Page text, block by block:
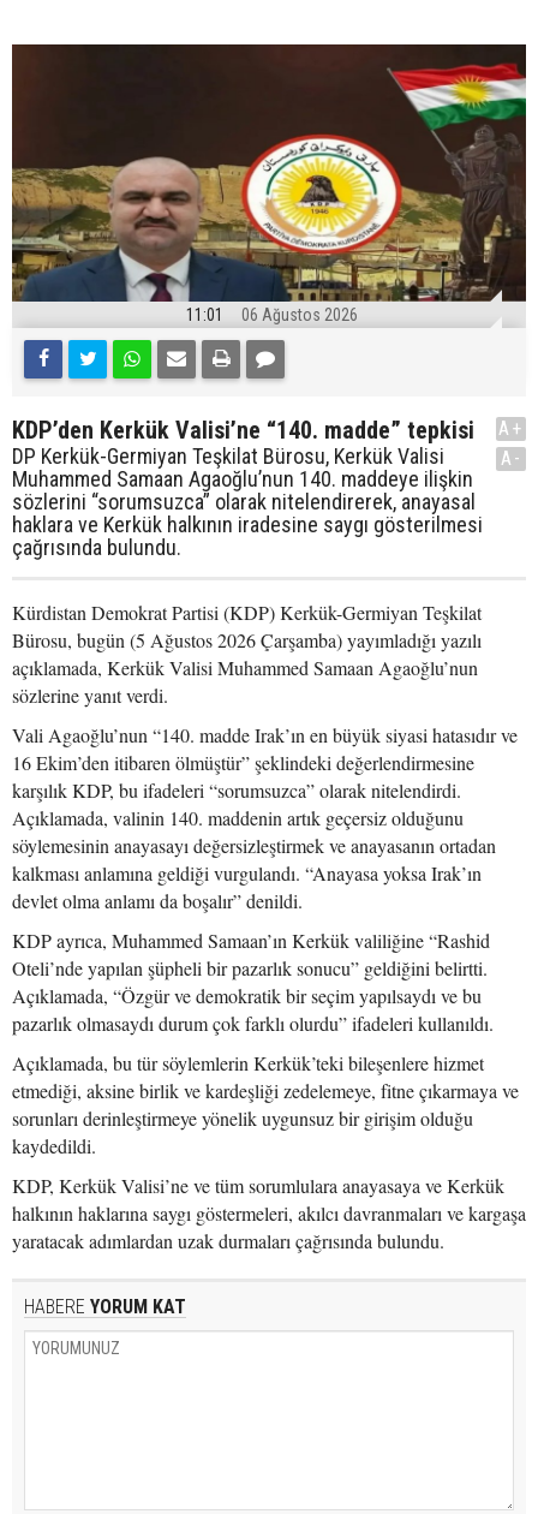
11:01 06 Ağustos 2026
KDP’den Kerkük Valisi’ne “140. madde” tepkisi
DP Kerkük-Germiyan Teşkilat Bürosu, Kerkük Valisi
Muhammed Samaan Agaoğlu’nun 140. maddeye ilişkin
sözlerini “sorumsuzca” olarak nitelendirerek, anayasal
haklara ve Kerkük halkının iradesine saygı gösterilmesi
çağrısında bulundu.
A+
A-
Kürdistan Demokrat Partisi (KDP) Kerkük-Germiyan Teşkilat
Bürosu, bugün (5 Ağustos 2026 Çarşamba) yayımladığı yazılı
açıklamada, Kerkük Valisi Muhammed Samaan Agaoğlu’nun
sözlerine yanıt verdi.
Vali Agaoğlu’nun “140. madde Irak’ın en büyük siyasi hatasıdır ve
16 Ekim’den itibaren ölmüştür” şeklindeki değerlendirmesine
karşılık KDP, bu ifadeleri “sorumsuzca” olarak nitelendirdi.
Açıklamada, valinin 140. maddenin artık geçersiz olduğunu
söylemesinin anayasayı değersizleştirmek ve anayasanın ortadan
kalkması anlamına geldiği vurgulandı. “Anayasa yoksa Irak’ın
devlet olma anlamı da boşalır” denildi.
KDP ayrıca, Muhammed Samaan’ın Kerkük valiliğine “Rashid
Oteli’nde yapılan şüpheli bir pazarlık sonucu” geldiğini belirtti.
Açıklamada, “Özgür ve demokratik bir seçim yapılsaydı ve bu
pazarlık olmasaydı durum çok farklı olurdu” ifadeleri kullanıldı.
Açıklamada, bu tür söylemlerin Kerkük’teki bileşenlere hizmet
etmediği, aksine birlik ve kardeşliği zedelemeye, fitne çıkarmaya ve
sorunları derinleştirmeye yönelik uygunsuz bir girişim olduğu
kaydedildi.
KDP, Kerkük Valisi’ne ve tüm sorumlulara anayasaya ve Kerkük
halkının haklarına saygı göstermeleri, akılcı davranmaları ve kargaşa
yaratacak adımlardan uzak durmaları çağrısında bulundu.
HABERE YORUM KAT